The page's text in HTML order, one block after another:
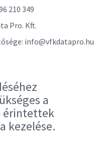
210 349
Pro. Kft.
info@vfkdatapro.hu
a
érintettek
kezelése.